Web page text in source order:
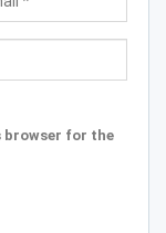
browser for the